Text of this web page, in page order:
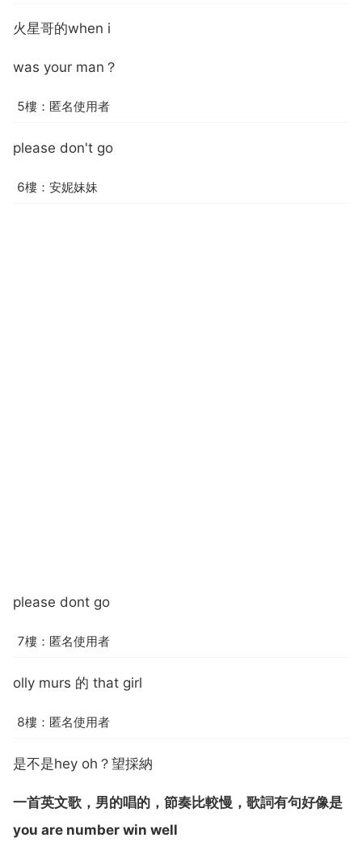
火星哥的when i
was your man？
5樓：匿名使用者
please don't go
6樓：安妮妹妹
please dont go
7樓：匿名使用者
olly murs 的 that girl
8樓：匿名使用者
是不是hey oh？望採納
一首英文歌，男的唱的，節奏比較慢，歌詞有句好像是
you are number win well